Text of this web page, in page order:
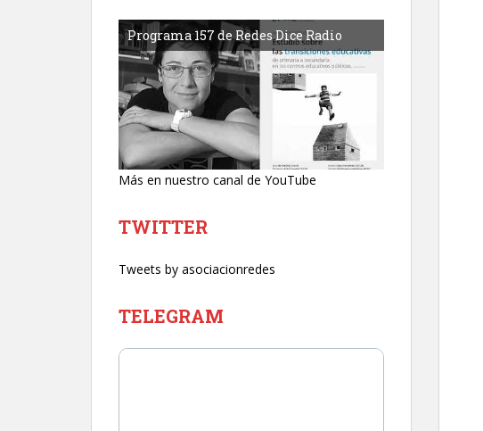
Programa 157 de Redes Dice Radio
Más en nuestro canal de YouTube
TWITTER
Tweets by asociacionredes
TELEGRAM